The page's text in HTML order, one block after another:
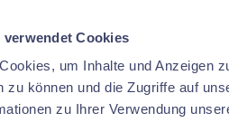
verwendet Cookies
um Inhalte und Anzeigen
zu können und die Zugriffe auf
zu Ihrer Verwendung